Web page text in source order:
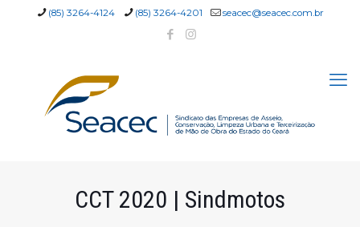
(85) 3264-4124 (85) 3264-4201 seacec@seacec.com.br
CCT 2020 | Sindmotos